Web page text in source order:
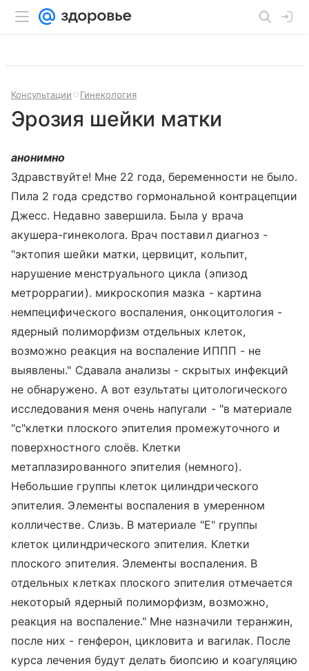
Консультации Гинекология
Эрозия шейки матки
анонимно
Здравствуйте! Мне 22 года, беременности не было.
Пила 2 года средство гормональной контрацепции
Джесс. Недавно завершила. Была у врача
акушера-гинеколога. Врач поставил диагноз -
"эктопия шейки матки, цервицит, кольпит,
нарушение менструального цикла (эпизод
метроррагии). микроскопия мазка - картина
немпецифического воспаления, онкоцитология -
ядерный полиморфизм отдельных клеток,
возможно реакция на воспаление ИППП - не
выявлены." Сдавала анализы - скрытых инфекций
не обнаружено. А вот езультаты цитологического
исследования меня очень напугали - "в материале
"с"клетки плоского эпителия промежуточного и
поверхностного слоёв. Клетки
метаплазированного эпителия (немного).
Небольшие группы клеток цилиндрического
эпителия. Элементы воспаления в умеренном
колличестве. Слизь. В материале "Е" группы
клеток цилиндрического эпителия. Клетки
плоского эпителия. Элементы воспаления. В
отдельных клетках плоского эпителия отмечается
некоторый ядерный полиморфизм, возможно,
реакция на воспаление." Мне назначили теранжин,
после них - генферон, цикловита и вагилак. После
курса лечения будут делать биопсию и коагуляцию